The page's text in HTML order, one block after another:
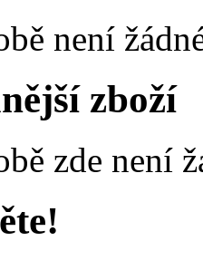
není
zboží
zde není